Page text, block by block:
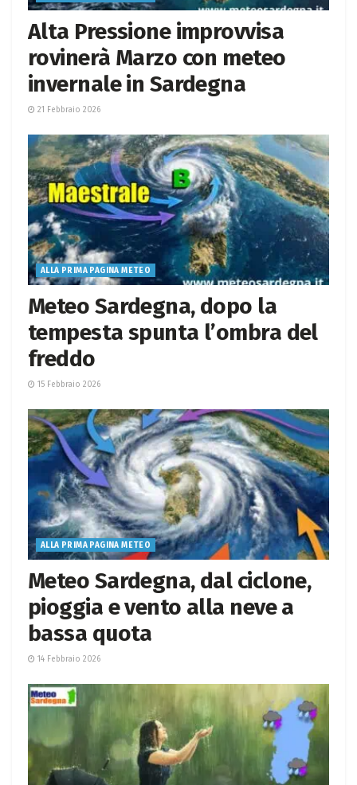
Alta Pressione improvvisa
rovinerà Marzo con meteo
invernale in Sardegna
21 Febbraio 2026
ALLA PRIMA PAGINA METEO
Meteo Sardegna, dopo la
tempesta spunta l’ombra del
freddo
15 Febbraio 2026
ALLA PRIMA PAGINA METEO
Meteo Sardegna, dal ciclone,
pioggia e vento alla neve a
bassa quota
14 Febbraio 2026